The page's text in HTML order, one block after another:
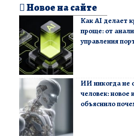
Новое на сайте
Как AI делает
проще: от
управления
ИИ никогда не
человек: новое
объяснило